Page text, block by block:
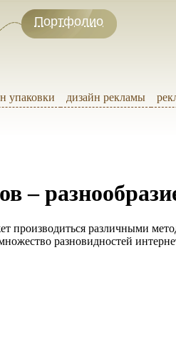
Портфолио
упаковки дизайн рекламы
–
производиться различными
разновидностей